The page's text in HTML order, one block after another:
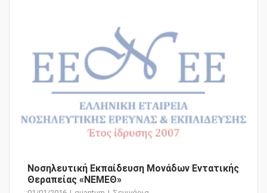
Νοσηλευτική Εκπαίδευση Μονάδων Εντατικής
Θεραπείας «ΝΕΜΕΘ»